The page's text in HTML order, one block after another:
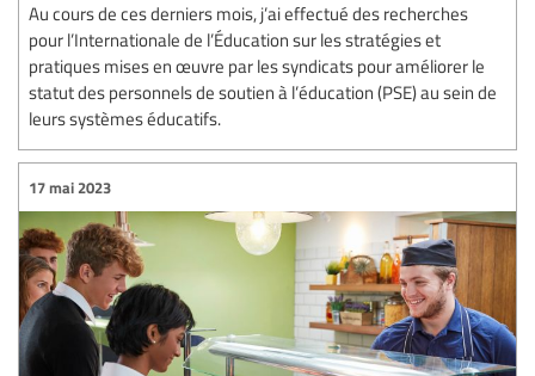
Au cours de ces derniers mois, j’ai effectué des recherches
pour l’Internationale de l’Éducation sur les stratégies et
pratiques mises en œuvre par les syndicats pour améliorer le
statut des personnels de soutien à l’éducation (PSE) au sein de
leurs systèmes éducatifs.
17 mai 2023